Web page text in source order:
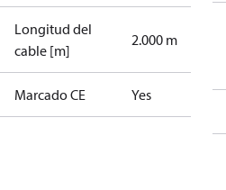
Longitud del
cable [m]
2.000 m
Marcado CE Yes